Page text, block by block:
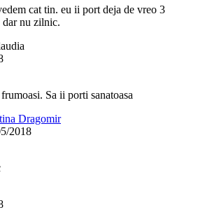
cat tin. eu ii port deja de vreo 3
dar nu zilnic.
Sa ii porti sanatoasa
Dragomir
2018